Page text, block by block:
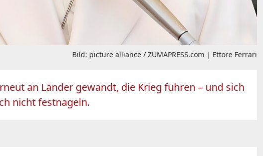
Bild: picture alliance / ZUMAPRESS.com | Ettore Ferrari
an Länder gewandt, die Krieg führen – und sich
nicht festnageln.